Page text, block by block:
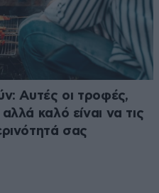
Αυτές οι τροφές,
καλό είναι να τις
σας